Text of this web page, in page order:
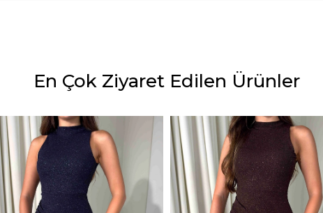
En Çok Ziyaret Edilen Ürünler